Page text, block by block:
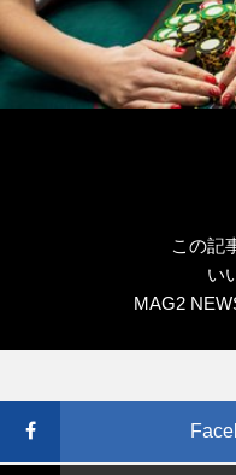
この記
い
MAG2